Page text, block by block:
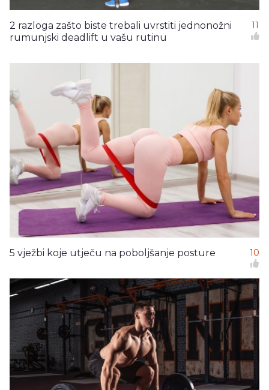
2 razloga zašto biste trebali uvrstiti jednonožni
rumunjski deadlift u vašu rutinu
11
5 vježbi koje utječu na poboljšanje posture 10